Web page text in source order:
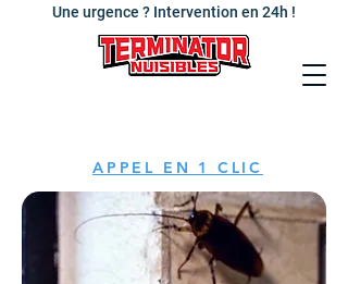
Une urgence ? Intervention en 24h !
APPEL EN 1 CLIC